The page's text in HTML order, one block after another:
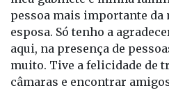
esposa. Só tenho a
aqui, na presença de
muito. Tive a felicidade de
câmaras e encontrar